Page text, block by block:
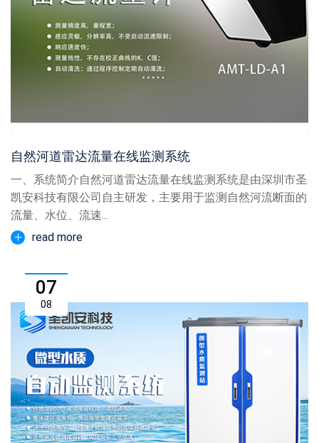
自然河道雷达流量在线监测系统
一、系统简介自然河道雷达流量在线监测系统是由深圳市圣
凯安科技有限公司自主研发，主要用于监测自然河流断面的
流量、水位、流速...
read more
07
08